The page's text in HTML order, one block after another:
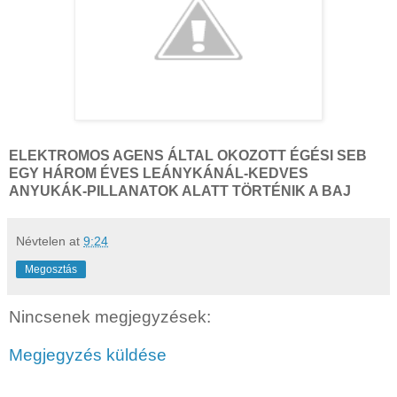
ELEKTROMOS AGENS ÁLTAL OKOZOTT ÉGÉSI SEB
EGY HÁROM ÉVES LEÁNYKÁNÁL-KEDVES
ANYUKÁK-PILLANATOK ALATT TÖRTÉNIK A BAJ
Névtelen at 9:24
Megosztás
Nincsenek megjegyzések:
Megjegyzés küldése